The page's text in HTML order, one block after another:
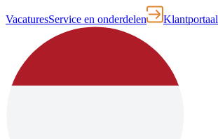
VacaturesService en onderdelen Klantportaal